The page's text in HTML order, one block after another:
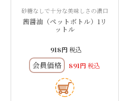
砂糖なしで十分な美味しさの濃口
茜醤油（ペットボトル）1リ
ットル
918 税込
会員価格 891 税込